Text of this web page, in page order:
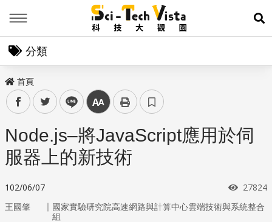
展
分類
首頁
facebooktwitter line 中
Node.js–將JavaScript應用於伺
服器上的新技術
102/06/07 瀏覽次
27824
王國肇 ｜ 國家實驗研究院高速網路與計算中心雲端技術與系統整合
組